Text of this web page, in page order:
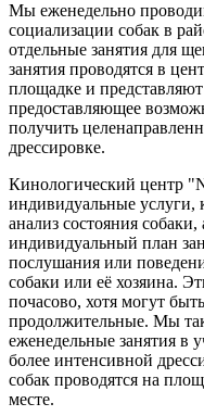
Мы еженедельно
социализации собак в
отдельные занятия для
занятия проводятся в
площадке и
предоставляющее
получить
дрессировке.
Кинологический центр
индивидуальные услуги,
анализ состояния собаки,
индивидуальный план
послушания или
собаки или её хозяина.
почасово, хотя могут
продолжительные. Мы
еженедельные занятия в
более интенсивной
собак проводятся на
месте.